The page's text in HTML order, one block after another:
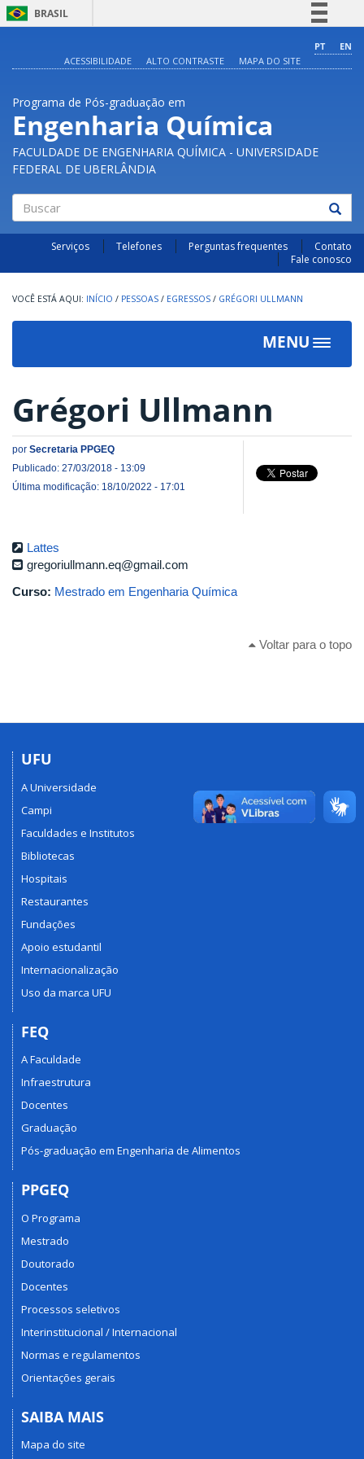
BRASIL
Comunica BR
Acesso à informação
Legislação
PT
EN
ACESSIBILIDADE
ALTO CONTRASTE MAPA DO SITE
Programa de Pós-graduação em
Engenharia Química
FACULDADE DE ENGENHARIA QUÍMICA - UNIVERSIDADE
FEDERAL DE UBERLÂNDIA
Buscar
Serviços Telefones Perguntas frequentes
Contato
Fale conosco
INÍCIO / PESSOAS / EGRESSOS / GRÉGORI ULLMANN
MENU
Toggle
Grégori Ullmann
por Secretaria PPGEQ
Publicado: 27/03/2018 - 13:09
Última modificação: 18/10/2022 - 17:01
Lattes
gregoriullmann.eq@gmail.com
Curso: Mestrado em Engenharia Química
Voltar para o topo
UFU
A Universidade
Campi
Faculdades e Institutos
Bibliotecas
Hospitais
Restaurantes
Fundações
Apoio estudantil
Internacionalização
Uso da marca UFU
FEQ
A Faculdade
Infraestrutura
Docentes
Graduação
Pós-graduação em Engenharia de Alimentos
PPGEQ
O Programa
Mestrado
Doutorado
Docentes
Processos seletivos
Interinstitucional / Internacional
Normas e regulamentos
Orientações gerais
SAIBA MAIS
Mapa do site